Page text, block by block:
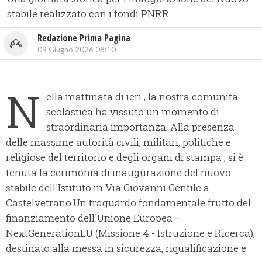
stabile realizzato con i fondi PNRR
Redazione Prima Pagina
09 Giugno 2026 08:10
N ella mattinata di ieri , la nostra comunità
scolastica ha vissuto un momento di
straordinaria importanza. Alla presenza
delle massime autorità civili, militari, politiche e
religiose del territorio e degli organi di stampa , si è
tenuta la cerimonia di inaugurazione del nuovo
stabile dell'Istituto in Via Giovanni Gentile a
Castelvetrano.Un traguardo fondamentale frutto del
finanziamento dell'Unione Europea –
NextGenerationEU (Missione 4 - Istruzione e Ricerca),
destinato alla messa in sicurezza, riqualificazione e